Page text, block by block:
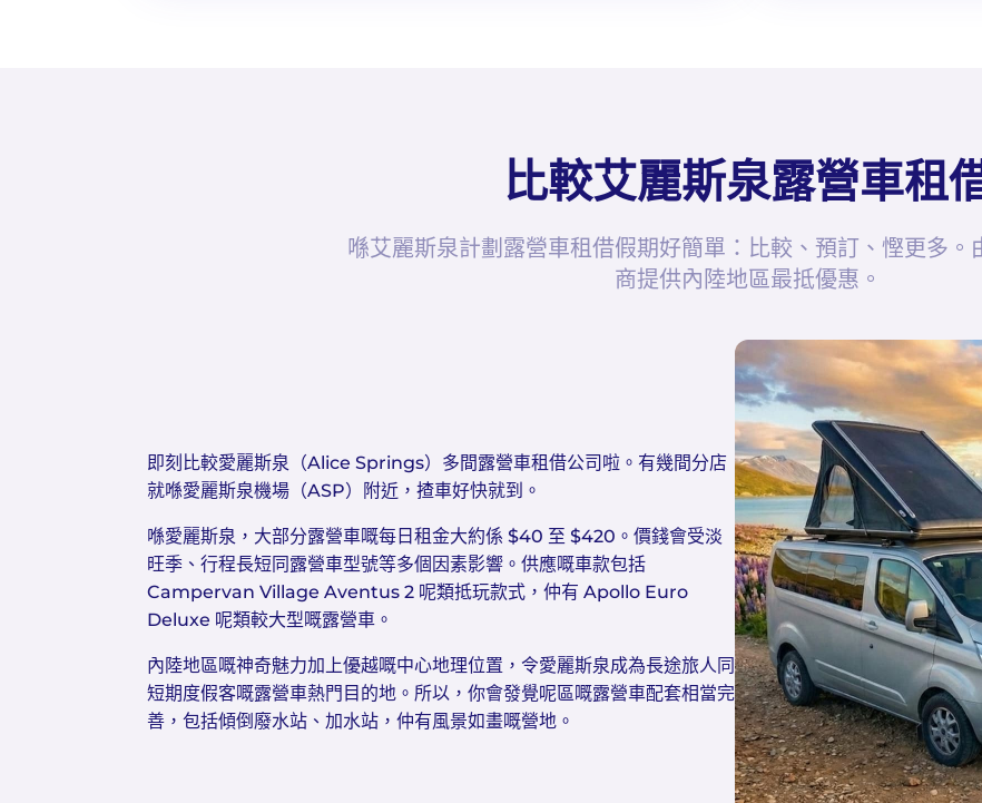
比較艾麗斯泉露營車租
喺艾麗斯泉計劃露營車租借假期好簡單：比較、預訂、慳更多。
商提供內陸地區最抵優惠。
即刻比較愛麗斯泉（Alice Springs）多間露營車租借公司啦。有幾間分店
就喺愛麗斯泉機場（ASP）附近，揸車好快就到。
喺愛麗斯泉，大部分露營車嘅每日租金大約係 $40 至 $420。價錢會受淡
旺季、行程長短同露營車型號等多個因素影響。供應嘅車款包括
Campervan Village Aventus 2 呢類抵玩款式，仲有 Apollo Euro
Deluxe 呢類較大型嘅露營車。
內陸地區嘅神奇魅力加上優越嘅中心地理位置，令愛麗斯泉成為長途旅人同
短期度假客嘅露營車熱門目的地。所以，你會發覺呢區嘅露營車配套相當完
善，包括傾倒廢水站、加水站，仲有風景如畫嘅營地。